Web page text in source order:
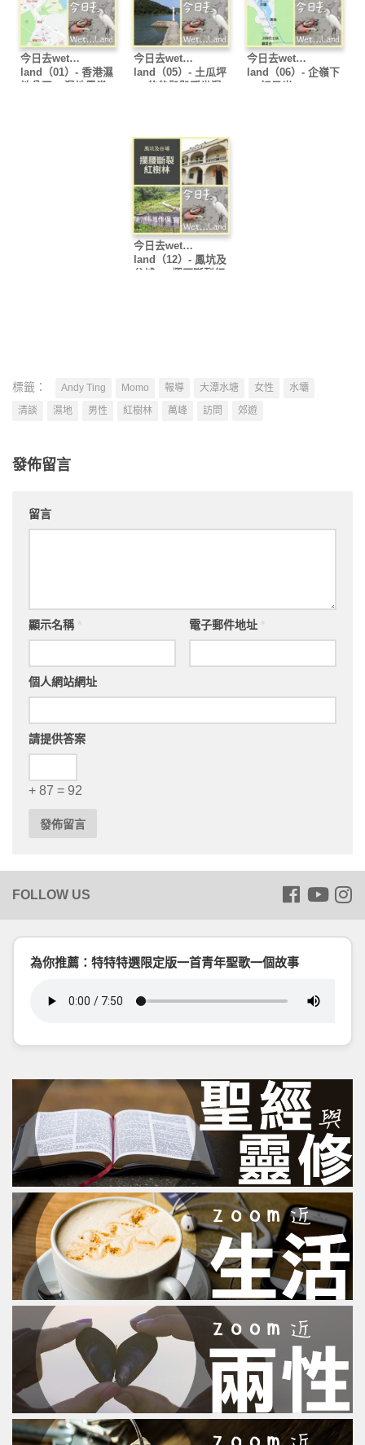
今日去wet…
land（01）- 香港濕
地公園 – 濕地學堂
今日去wet…
land（05）- 土瓜坪
－ 的的骰骰隱世濕
今日去wet…
land（06）- 企嶺下
－ 好風光
今日去wet…
land（12）- 鳳坑及
谷埔 － 攔腰斷裂紅
標籤： Andy Ting Momo 報導 大潭水塘 女性
水壩
清談
濕地 男性 紅樹林 萬峰 訪問 郊遊
發佈留言
留言
顯示名稱 電子郵件地址
個人網站網址
請提供答案
+ 87 = 92
為你推薦：特特特選限定版一首青年聖歌一個故事